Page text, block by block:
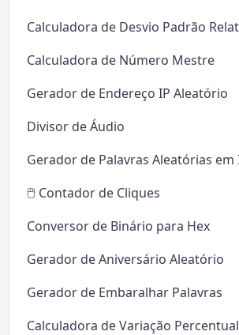
Calculadora de Desvio Padrão
Calculadora de Número Mestre
Gerador de Endereço IP Aleatório
Divisor de Áudio
Gerador de Palavras Aleatórias em
🖱️ Contador de Cliques
Conversor de Binário para Hex
Gerador de Aniversário Aleatório
Gerador de Embaralhar Palavras
Calculadora de Variação Percentual